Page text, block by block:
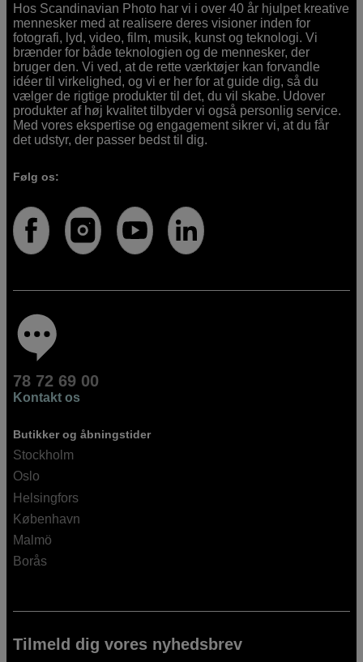
Hos Scandinavian Photo har vi i over 40 år hjulpet kreative
mennesker med at realisere deres visioner inden for
fotografi, lyd, video, film, musik, kunst og teknologi. Vi
brænder for både teknologien og de mennesker, der
bruger den. Vi ved, at de rette værktøjer kan forvandle
idéer til virkelighed, og vi er her for at guide dig, så du
vælger de rigtige produkter til det, du vil skabe. Udover
produkter af høj kvalitet tilbyder vi også personlig service.
Med vores ekspertise og engagement sikrer vi, at du får
det udstyr, der passer bedst til dig.
Følg os:
78 72 69 00
Kontakt os
Butikker og åbningstider
Stockholm
Oslo
Helsingfors
København
Malmö
Borås
Tilmeld dig vores nyhedsbrev